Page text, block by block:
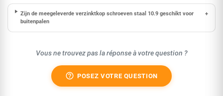
Zijn de meegeleverde verzinktkop schroeven staal 10.9 geschikt voor
buitenpalen
+
Vous ne trouvez pas la réponse à votre question ?
help_outline POSEZ VOTRE QUESTION